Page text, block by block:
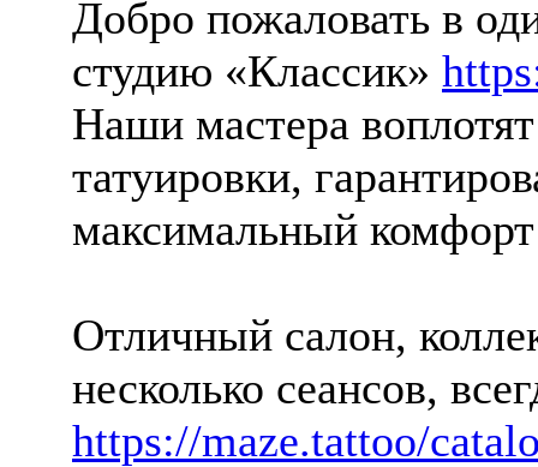
Добро пожаловать в
студию «Классик»
Наши мастера
татуировки,
максимальный
Отличный салон,
несколько сеансов,
https://maze.tattoo/